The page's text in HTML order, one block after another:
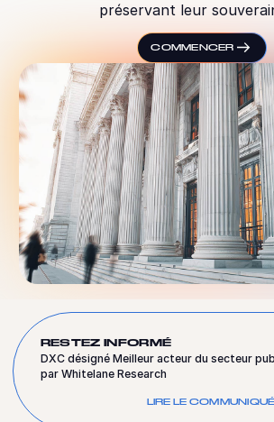
préservant leur
COMMENCER
RESTEZ INFORMÉ
DXC désigné Meilleur acteur du secteur
par Whitelane Research
LIRE LE